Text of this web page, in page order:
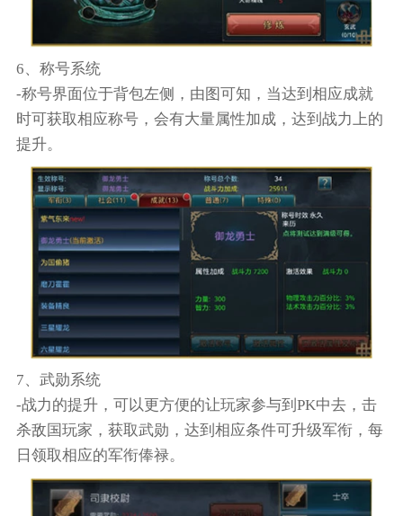
6、称号系统
-称号界面位于背包左侧，由图可知，当达到相应成就
时可获取相应称号，会有大量属性加成，达到战力上的
提升。
7、武勋系统
-战力的提升，可以更方便的让玩家参与到PK中去，击
杀敌国玩家，获取武勋，达到相应条件可升级军衔，每
日领取相应的军衔俸禄。